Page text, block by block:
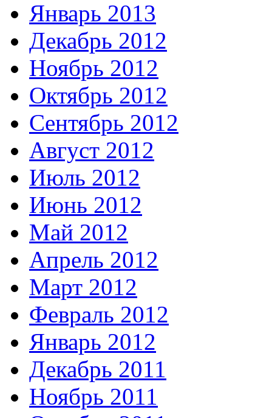
Январь 2013
Декабрь 2012
Ноябрь 2012
Октябрь 2012
Сентябрь 2012
Август 2012
Июль 2012
Июнь 2012
Май 2012
Апрель 2012
Март 2012
Февраль 2012
Январь 2012
Декабрь 2011
Ноябрь 2011